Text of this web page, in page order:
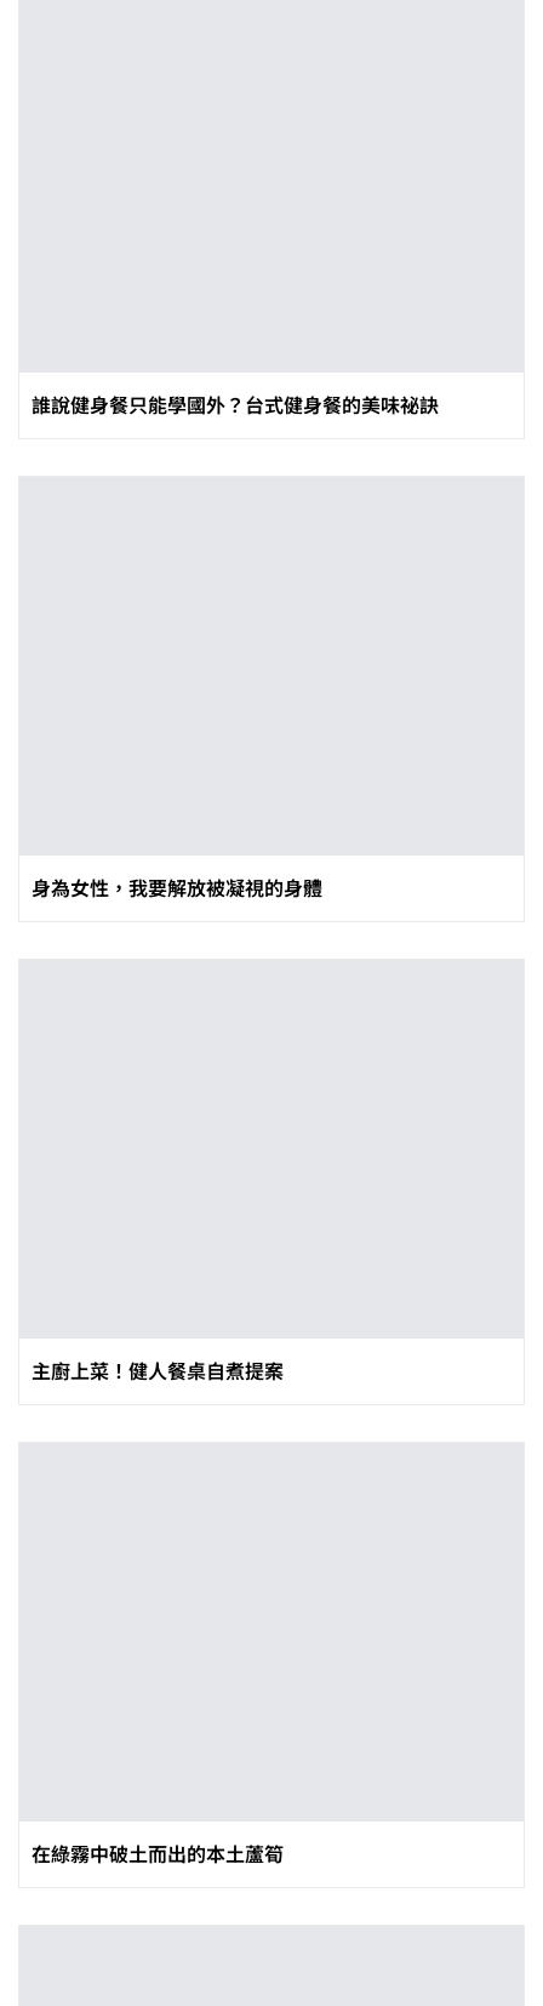
誰說健身餐只能學國外？台式健身餐的美味祕訣
身為女性，我要解放被凝視的身體
主廚上菜！健人餐桌自煮提案
在綠霧中破土而出的本土蘆筍